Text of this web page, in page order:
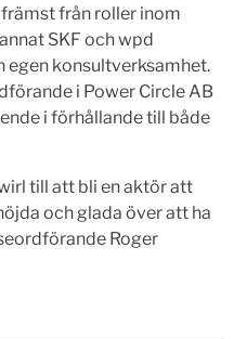
från roller inom
SKF och wpd
egen konsultverksamhet.
i Power Circle AB
i förhållande till både
till att bli en aktör att
och glada över att ha
Roger